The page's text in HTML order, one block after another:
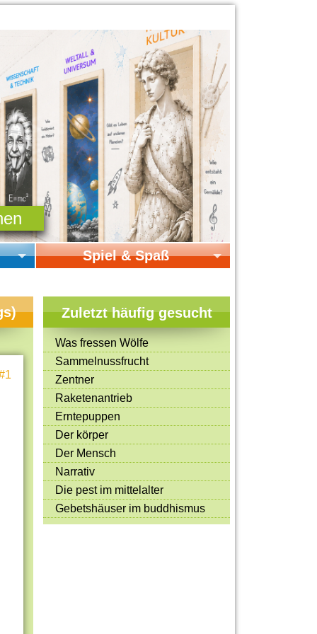
Spiel & Spaß
Online-Spiele
Mitmachen & Kreatives
Bücher & Filme
Quiz-Spiele
Spiele & Ideen
Jugendreporter
Rezeptideen
Game-Tests
Reisen, Events & Sport
E-Cards
Zuletzt häufig gesucht
Was fressen Wölfe
Sammelnussfrucht
Zentner
Raketenantrieb
Erntepuppen
Der körper
Der Mensch
Narrativ
Die pest im mittelalter
Gebetshäuser im buddhismus